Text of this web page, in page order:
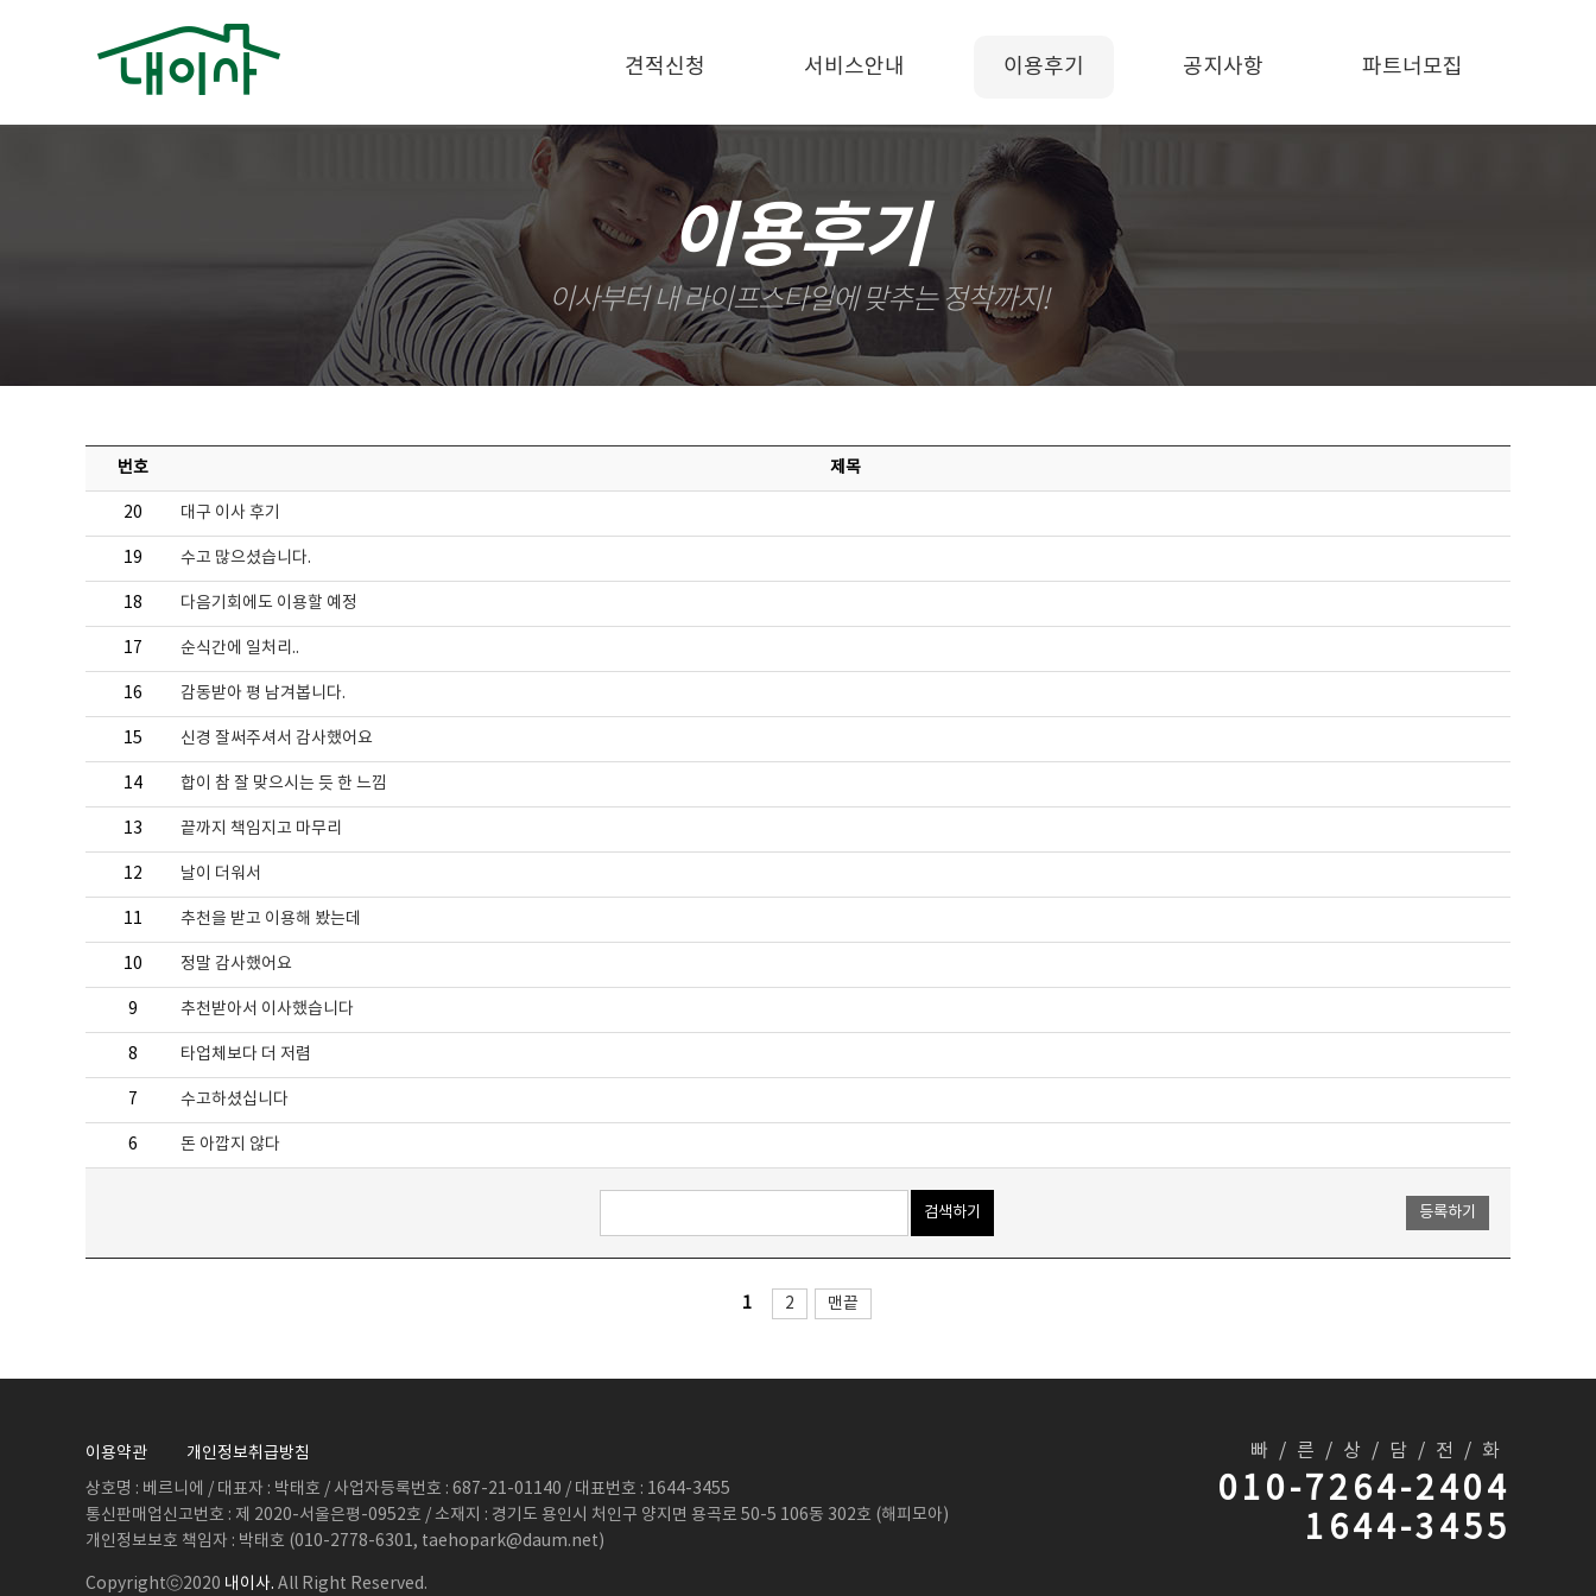
견적신청 서비스안내 이용후기 공지사항 파트너모집
이용후기
이사부터 내 라이프스타일에 맞추는 정착까지!
번호 제목
20 대구 이사 후기
19 수고 많으셨습니다.
18 다음기회에도 이용할 예정
17 순식간에 일처리..
16 감동받아 평 남겨봅니다.
15 신경 잘써주셔서 감사했어요
14 합이 참 잘 맞으시는 듯 한 느낌
13 끝까지 책임지고 마무리
12 날이 더워서
11 추천을 받고 이용해 봤는데
10 정말 감사했어요
9 추천받아서 이사했습니다
8 타업체보다 더 저렴
7 수고하셨십니다
6 돈 아깝지 않다
1 2 맨끝
빠/른/상/담/전/화
010-7264-2404
1644-3455
이용약관
개인정보취급방침
상호명 : 베르니에 / 대표자 : 박태호 / 사업자등록번호 : 687-21-01140 / 대표번호 : 1644-3455
통신판매업신고번호 : 제 2020-서울은평-0952호 / 소재지 : 경기도 용인시 처인구 양지면 용곡로 50-5 106동 302호 (해피모아)
개인정보보호 책임자 : 박태호 (010-2778-6301, taehopark@daum.net)
Copyrightⓒ2020 내이사. All Right Reserved.